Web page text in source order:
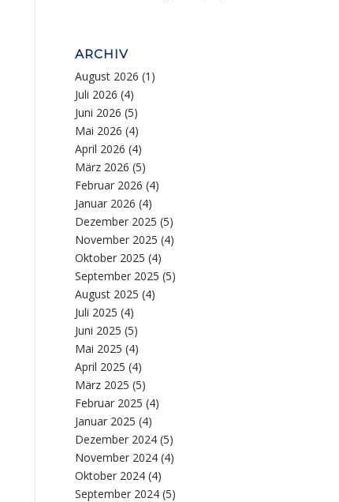
ARCHIV
August 2026 (1)
Juli 2026 (4)
Juni 2026 (5)
Mai 2026 (4)
April 2026 (4)
März 2026 (5)
Februar 2026 (4)
Januar 2026 (4)
Dezember 2025 (5)
November 2025 (4)
Oktober 2025 (4)
September 2025 (5)
August 2025 (4)
Juli 2025 (4)
Juni 2025 (5)
Mai 2025 (4)
April 2025 (4)
März 2025 (5)
Februar 2025 (4)
Januar 2025 (4)
Dezember 2024 (5)
November 2024 (4)
Oktober 2024 (4)
September 2024 (5)